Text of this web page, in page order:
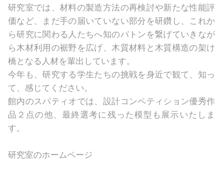
研究室では、材料の製造方法の再検討や新たな性能評
価など、まだ手の届いていない部分を研鑽し、これか
ら研究に関わる人たちへ知のバトンを繋げていきなが
ら木材利用の裾野を広げ、木質材料と木質構造の架け
橋となる人材を輩出しています。
今年も、研究する学生たちの挑戦を身近で観て、知っ
て、感じてください。
館内のスパティオでは、設計コンペティション優秀作
品２点の他、最終選考に残った模型も展示いたしま
す。
研究室のホームページ